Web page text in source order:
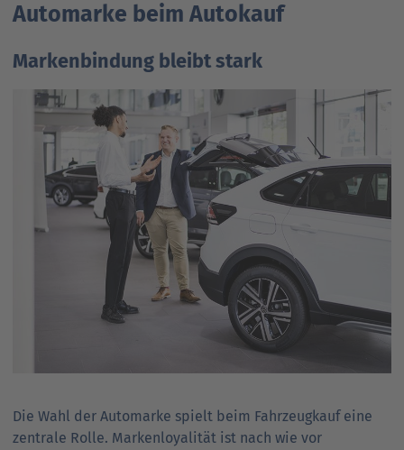
Automarke beim Autokauf
Markenbindung bleibt stark
Die Wahl der Automarke spielt beim Fahrzeugkauf eine
zentrale Rolle. Markenloyalität ist nach wie vor